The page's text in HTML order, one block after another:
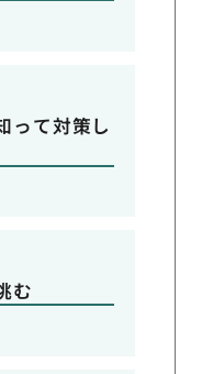
って対策し
む